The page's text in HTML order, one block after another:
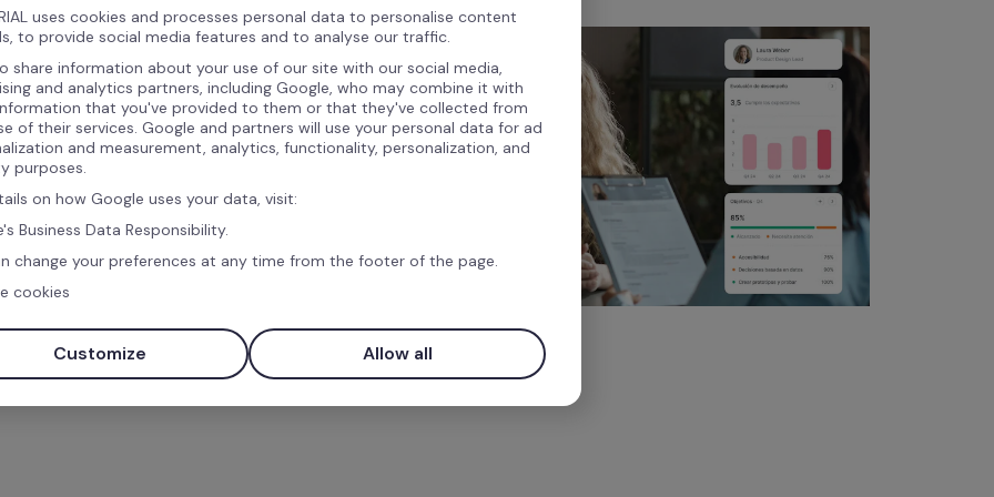
de datos de
de tu equipo de manera
personales,
solo archivo, mejorando
en la gestión
simplificar la
un registro
uses cookies and processes personal data to personalise content
to provide social media features and to analyse our traffic.
share information about your use of our site with our social media,
and analytics partners, including Google, who may combine it with
that you've provided to them or that they've collected from
of their services. Google and partners will use your personal data for ad
and measurement, analytics, functionality, personalization, and
purposes.
on how Google uses your data, visit:
Business Data Responsibility.
change your preferences at any time from the footer of the page.
cookies
Customize Allow all